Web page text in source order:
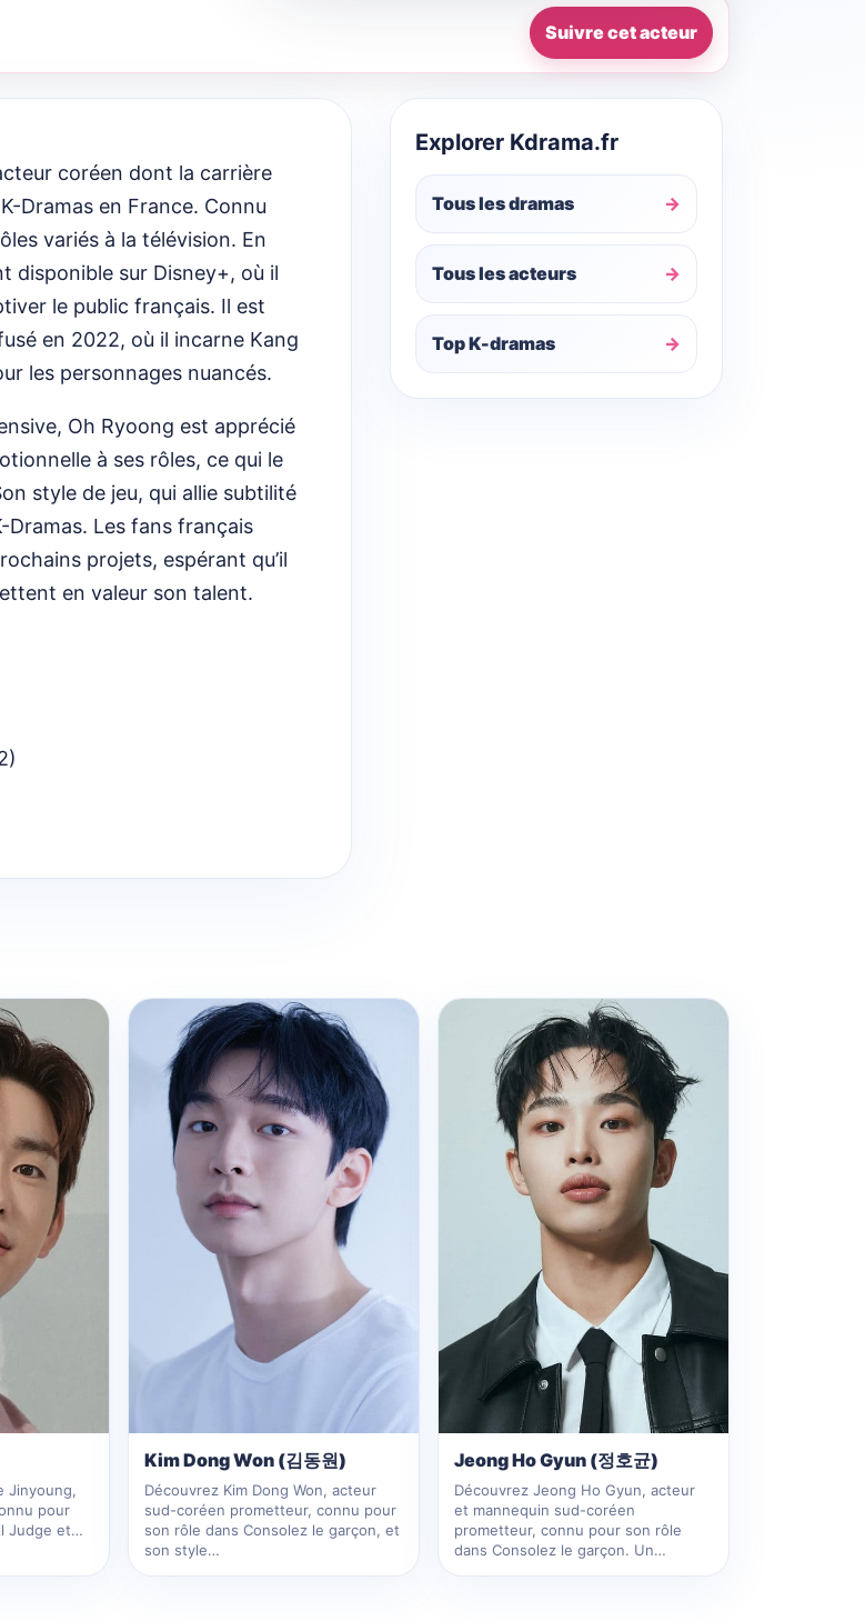
Suivre cet acteur
coréen dont la carrière
Dramas en France. Connu
variés à la télévision. En
disponible sur Disney+, où il
le public français. Il est
en 2022, où il incarne Kang
les personnages nuancés.
Oh Ryoong est apprécié
à ses rôles, ce qui le
style de jeu, qui allie subtilité
Dramas. Les fans français
projets, espérant qu’il
en valeur son talent.
Explorer Kdrama.fr
Tous les dramas
Tous les acteurs
Top K-dramas
Jinyoung,
pour
Judge et…
Kim Dong Won (김동원)
Découvrez Kim Dong Won, acteur
sud-coréen prometteur, connu pour
son rôle dans Consolez le garçon, et
son style…
Jeong Ho Gyun (정호균)
Découvrez Jeong Ho Gyun, acteur
et mannequin sud-coréen
prometteur, connu pour son rôle
dans Consolez le garçon. Un…